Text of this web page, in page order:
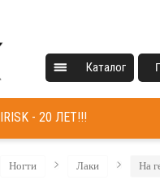
Каталог
IRISK - 20 ЛЕТ!!!
Ногти Лаки На